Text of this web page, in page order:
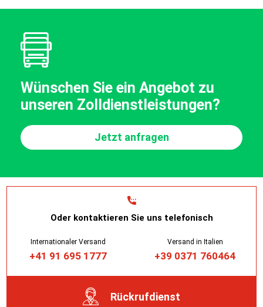
Wünschen Sie ein Angebot zu
unseren Zolldienstleistungen?
Jetzt anfragen
Oder kontaktieren Sie uns telefonisch
Internationaler Versand
+41 91 695 1777
Versand in Italien
+39 0371 760464
Rückrufdienst